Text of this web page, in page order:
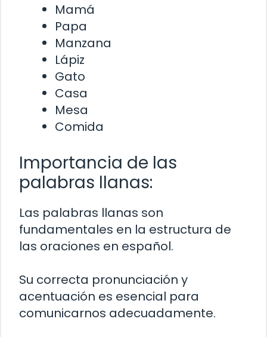
Mamá
Papa
Manzana
Lápiz
Gato
Casa
Mesa
Comida
Importancia de las
palabras llanas:
Las palabras llanas son
fundamentales en la estructura de
las oraciones en español.
Su correcta pronunciación y
acentuación es esencial para
comunicarnos adecuadamente.